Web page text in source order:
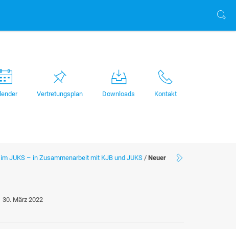
Vertretungsplan Downloads Kontakt
JUKS – in Zusammenarbeit mit KJB und JUKS / Neuer
30. März 2022